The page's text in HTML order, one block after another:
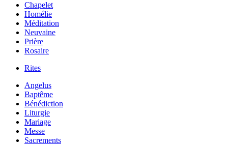
Chapelet
Homélie
Méditation
Neuvaine
Prière
Rosaire
Rites
Angelus
Baptême
Bénédiction
Liturgie
Mariage
Messe
Sacrements